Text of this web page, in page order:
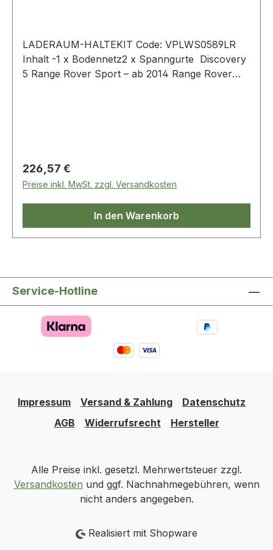
LADERAUM-HALTEKIT Code: VPLWS0589LR
Inhalt -1 x Bodennetz2 x Spanngurte Discovery
5 Range Rover Sport – ab 2014 Range Rover
Regulärer Preis:
226,57 €
Preise inkl. MwSt. zzgl. Versandkosten
In den Warenkorb
Service-Hotline
Impressum Versand & Zahlung
Datenschutz
AGB
Widerrufsrecht Hersteller
Alle Preise inkl. gesetzl. Mehrwertsteuer zzgl.
Versandkosten und ggf. Nachnahmegebühren, wenn
nicht anders angegeben.
Realisiert mit Shopware